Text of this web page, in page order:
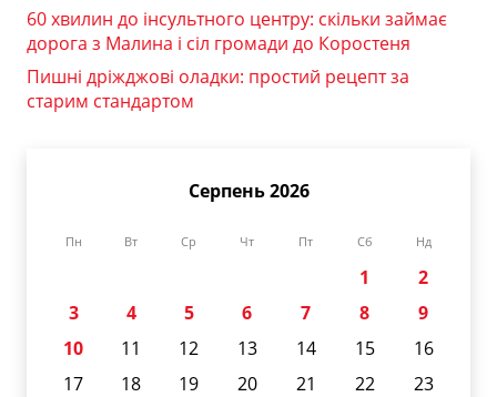
60 хвилин до інсультного центру: скільки займає
дорога з Малина і сіл громади до Коростеня
Пишні дріжджові оладки: простий рецепт за
старим стандартом
Серпень 2026
Пн Вт Ср Чт Пт Сб Нд
1
2
3
4 5 6 7 8
9
10
11 12 13 14 15
16
17
18 19 20 21 22
23